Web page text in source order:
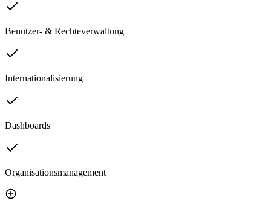
Benutzer- & Rechteverwaltung
Internationalisierung
Dashboards
Organisationsmanagement